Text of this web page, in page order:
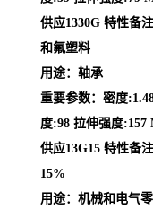
供应1330G 特性备
和氟塑料
用途：轴承
重要参数：密度
度:98 拉伸强度:157
供应13G15 特性备
15%
用途：机械和电气